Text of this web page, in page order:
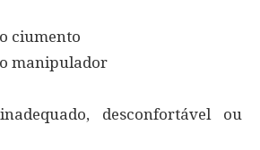
ciumento
manipulador
desconfortável ou